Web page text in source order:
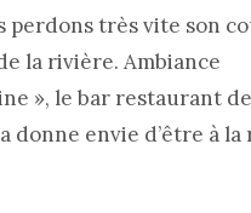
perdons très vite son
la rivière. Ambiance
», le bar restaurant
donne envie d’être à